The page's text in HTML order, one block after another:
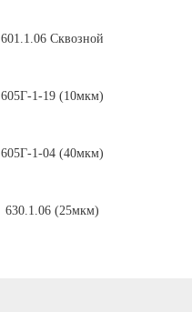
601.1.06 Сквозной
605Г-1-19 (10мкм)
605Г-1-04 (40мкм)
630.1.06 (25мкм)